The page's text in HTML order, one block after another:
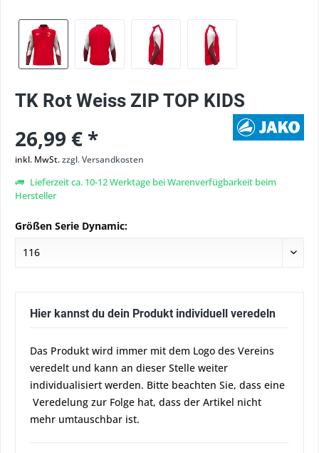
TK Rot Weiss ZIP TOP KIDS
26,99 € *
inkl. MwSt.zzgl. Versandkosten
Lieferzeit ca. 10-12 Werktage bei Warenverfügbarkeit beim
Hersteller
Größen Serie Dynamic:
Hier kannst du dein Produkt individuell veredeln
Das Produkt wird immer mit dem Logo des Vereins
veredelt und kann an dieser Stelle weiter
individualisiert werden. Bitte beachten Sie, dass eine
Veredelung zur Folge hat, dass der Artikel nicht
mehr umtauschbar ist.